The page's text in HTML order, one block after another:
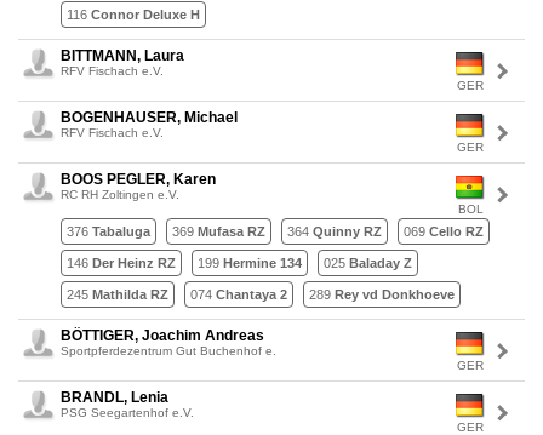
116 Connor Deluxe H
GER
BITTMANN, Laura
RFV Fischach e.V.
GER
BOGENHAUSER, Michael
RFV Fischach e.V.
BOL
BOOS PEGLER, Karen
RC RH Zoltingen e.V.
376 Tabaluga 369 Mufasa RZ 364 Quinny RZ 069 Cello RZ
146 Der Heinz RZ 199 Hermine 134 025 Baladay Z
245 Mathilda RZ 074 Chantaya 2 289 Rey vd Donkhoeve
GER
BÖTTIGER, Joachim Andreas
Sportpferdezentrum Gut Buchenhof e.
GER
BRANDL, Lenia
PSG Seegartenhof e.V.